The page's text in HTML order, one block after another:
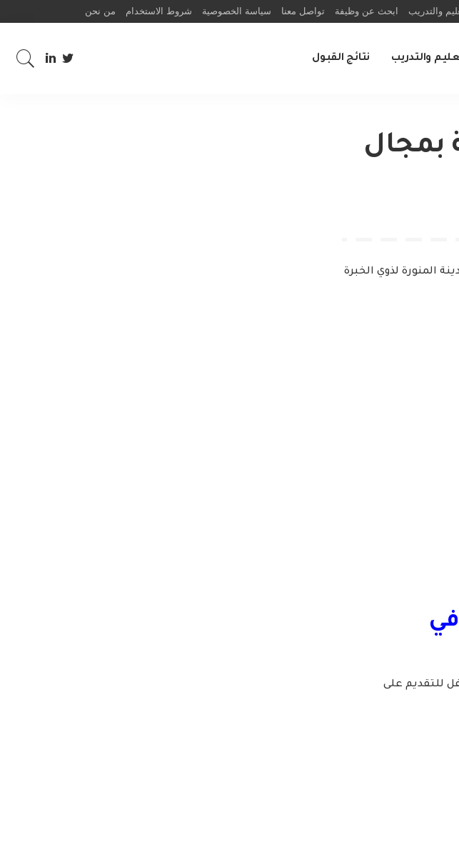
والتدريب ابحث عن وظيفة تواصل معنا سياسة الخصوصية شروط الاستخدام من نحن
والتدريب نتائج القبول
بمجال
المنورة لذوي الخبرة
للتقديم على